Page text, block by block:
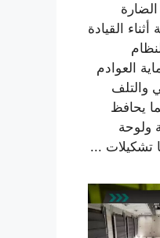
القيادة
العوادم
والتلف
يحافظ
ولوحة
تشكيلات ...